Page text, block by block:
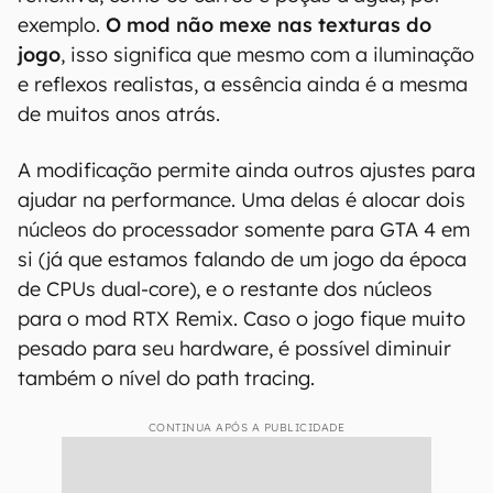
exemplo. O mod não mexe nas texturas do
jogo, isso significa que mesmo com a iluminação
e reflexos realistas, a essência ainda é a mesma
de muitos anos atrás.
A modificação permite ainda outros ajustes para
ajudar na performance. Uma delas é alocar dois
núcleos do processador somente para GTA 4 em
si (já que estamos falando de um jogo da época
de CPUs dual-core), e o restante dos núcleos
para o mod RTX Remix. Caso o jogo fique muito
pesado para seu hardware, é possível diminuir
também o nível do path tracing.
CONTINUA APÓS A PUBLICIDADE